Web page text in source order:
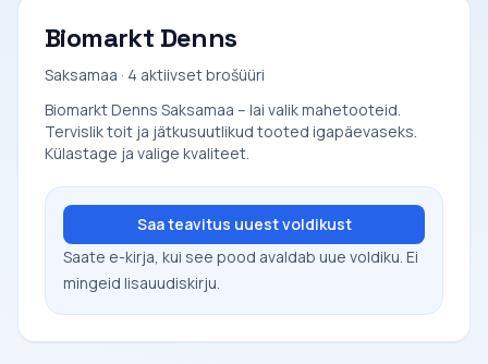
Biomarkt Denns
Saksamaa · 4 aktiivset brošüüri
Biomarkt Denns Saksamaa – lai valik mahetooteid.
Tervislik toit ja jätkusuutlikud tooted igapäevaseks.
Külastage ja valige kvaliteet.
Saa teavitus uuest voldikust
Saate e-kirja, kui see pood avaldab uue voldiku. Ei
mingeid lisauudiskirju.